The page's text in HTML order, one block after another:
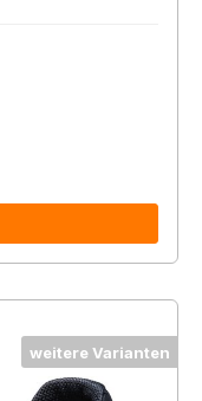
weitere Varianten